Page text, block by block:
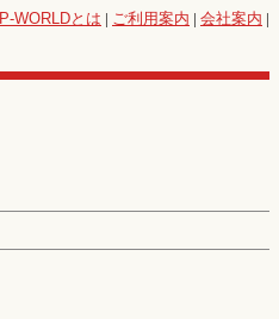
P-WORLDとは | ご利用案内 | 会社案内 |